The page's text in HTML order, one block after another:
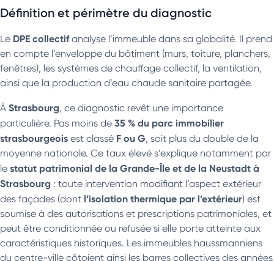
Définition et périmètre du diagnostic
Le DPE collectifanalyse l’immeuble dans sa globalité. Il prend
en compte l’enveloppe du bâtiment (murs, toiture, planchers,
fenêtres), les systèmes de chauffage collectif, la ventilation,
ainsi que la production d’eau chaude sanitaire partagée.
À Strasbourg, ce diagnostic revêt une importance
particulière. Pas moins de 35 % du parc immobilier
strasbourgeois est classé F ou G, soit plus du double de la
moyenne nationale. Ce taux élevé s’explique notamment par
le statut patrimonial de la Grande-Île et de la Neustadt à
Strasbourg : toute intervention modifiant l’aspect extérieur
des façades (dont l’isolation thermique par l’extérieur) est
soumise à des autorisations et prescriptions patrimoniales, et
peut être conditionnée ou refusée si elle porte atteinte aux
caractéristiques historiques. Les immeubles haussmanniens
du centre-ville côtoient ainsi les barres collectives des années